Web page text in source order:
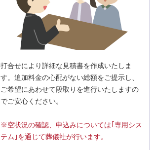
打合せにより詳細な見積書を作成いたしま
す。追加料金の心配がない総額をご提示し、
ご希望にあわせて段取りを進行いたしますの
でご安心ください。
※空状況の確認、申込みについては｢専用シス
テム｣を通じて葬儀社が行います。